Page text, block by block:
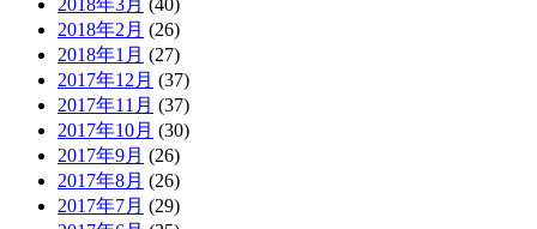
2018年3月 (40)
2018年2月 (26)
2018年1月 (27)
2017年12月 (37)
2017年11月 (37)
2017年10月 (30)
2017年9月 (26)
2017年8月 (26)
2017年7月 (29)